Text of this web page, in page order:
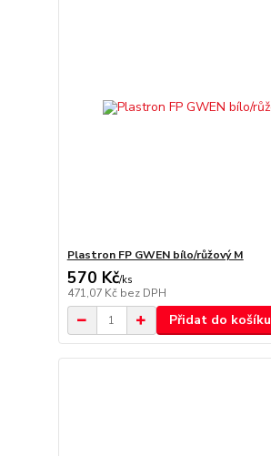
Plastron FP GWEN bílo/růžový M
570 Kč/ks
471,07 Kč bez DPH
Přidat do košíku